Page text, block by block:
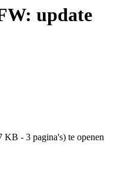
update
- 3 pagina's) te openen